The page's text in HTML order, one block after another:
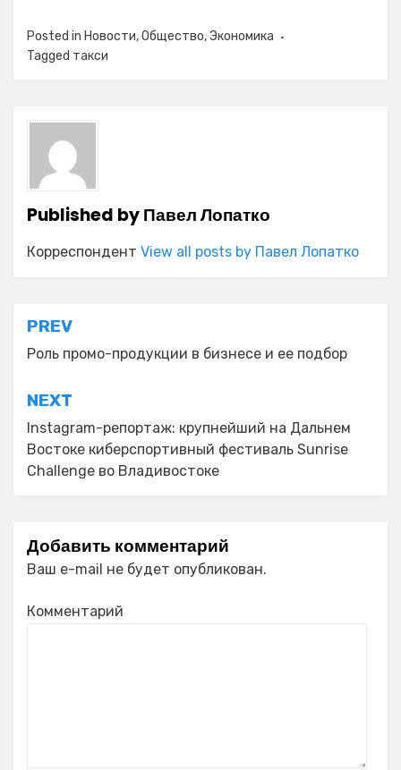
Posted in Новости,Общество,Экономика
Tagged такси
Published byПавел Лопатко
Корреспондент View all posts by Павел Лопатко
Навигация
по
записям
PREV
Роль промо-продукции в бизнесе и ее подбор
NEXT
Instagram-репортаж: крупнейший на Дальнем
Востоке киберспортивный фестиваль Sunrise
Challenge во Владивостоке
Добавить комментарий
Ваш e-mail не будет опубликован.
Комментарий